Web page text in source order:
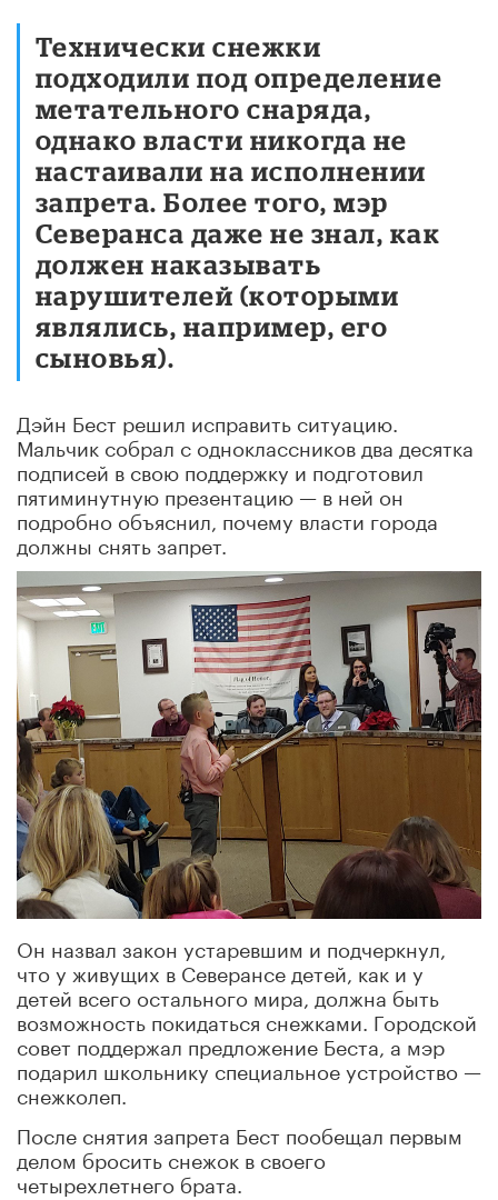
Технически снежки
подходили под определение
метательного снаряда,
однако власти никогда не
настаивали на исполнении
запрета. Более того, мэр
Северанса даже не знал, как
должен наказывать
нарушителей (которыми
являлись, например, его
сыновья).
Дэйн Бест решил исправить ситуацию.
Мальчик собрал с одноклассников два десятка
подписей в свою поддержку и подготовил
пятиминутную презентацию — в ней он
подробно объяснил, почему власти города
должны снять запрет.
Он назвал закон устаревшим и подчеркнул,
что у живущих в Северансе детей, как и у
детей всего остального мира, должна быть
возможность покидаться снежками. Городской
совет поддержал предложение Беста, а мэр
подарил школьнику специальное устройство —
снежколеп.
После снятия запрета Бест пообещал первым
делом бросить снежок в своего
четырехлетнего брата.